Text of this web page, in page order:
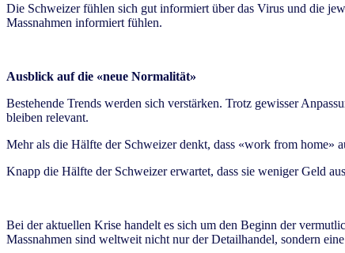
Die Schweizer fühlen sich gut informiert über das Virus und die
Massnahmen informiert fühlen.
Ausblick auf die «neue Normalität»
Bestehende Trends werden sich verstärken. Trotz gewisser
bleiben relevant.
Mehr als die Hälfte der Schweizer denkt, dass «work from
Knapp die Hälfte der Schweizer erwartet, dass sie weniger Geld
Bei der aktuellen Krise handelt es sich um den Beginn der
Massnahmen sind weltweit nicht nur der Detailhandel, sondern